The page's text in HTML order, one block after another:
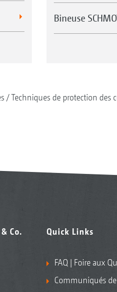
Bineuse
Techniques de protection des
Co.
Quick Links
FAQ | Foire aux
Communiqués